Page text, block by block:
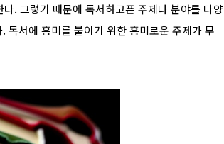
. 그렇기 때문에 독서하고픈 주제나 분야를 다양
독서에 흥미를 붙이기 위한 흥미로운 주제가 무